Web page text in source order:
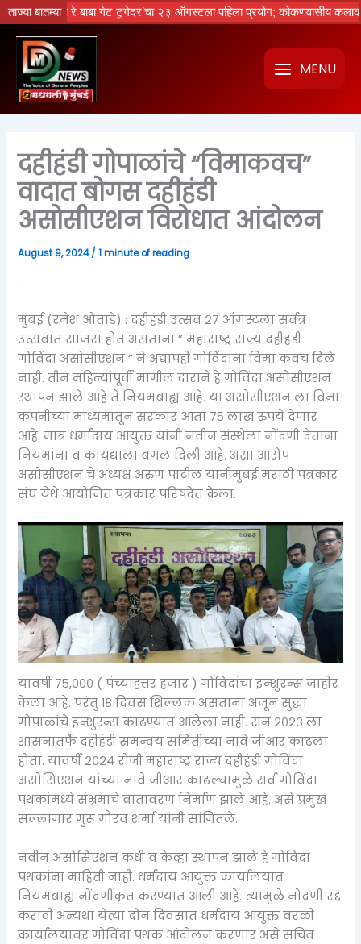
ताज्या बातम्या
नको रे बाबा गेट टुगेदर’चा २३ ऑगस्टला पहिला प्रयोग; कोकणवासीय कलाकारांची
Skip
to
content
MENU
दहीहंडी गोपाळांचे “विमाकवच”
वादात बोगस दहीहंडी
असोसीएशन विरोधात आंदोलन
August 9, 2024/1 minute of reading
.
मुंबई (रमेश औताडे) : दहीहंडी उत्सव २७ ऑगस्टला सर्वत्र
उत्सवात साजरा होत असताना ” महाराष्ट्र राज्य दहीहंडी
गोविंदा असोसीएशन ” ने अद्यापही गोविंदांना विमा कवच दिले
नाही. तीन महिन्यांपूर्वी मागील दाराने हे गोविंदा असोसीएशन
स्थापन झाले आहे ते नियमबाह्य आहे. या असोसीएशन ला विमा
कंपनीच्या माध्यमातून सरकार आता ७५ लाख रुपये देणार
आहे. मात्र धर्मादाय आयुक्त यांनी नवीन संस्थेला नोंदणी देताना
नियमांना व कायद्याला बगल दिली आहे. असा आरोप
असोसीएशन चे अध्यक्ष अरुण पाटील यांनीमुंबई मराठी पत्रकार
संघ येथे आयोजित पत्रकार परिषदेत केला.
यावर्षी ७५,००० ( पंच्याहत्तर हजार ) गोविंदांचा इन्शुरन्स जाहीर
केला आहे. परंतु १८ दिवस शिल्लक असताना अजून सुद्धा
गोपाळांचे इन्शुरन्स काढण्यात आलेला नाही. सन २०२३ ला
शासनातर्फे दहीहंडी समन्वय समितीच्या नावे जीआर काढला
होता. यावर्षी २०२४ रोजी महाराष्ट्र राज्य दहीहंडी गोविंदा
असोसिएशन यांच्या नावे जीआर काढल्यामुळे सर्व गोविंदा
पथकांमध्ये संभ्रमाचे वातावरण निर्माण झाले आहे. असे प्रमुख
सल्लागार गुरू गौरव शर्मा यांनी सांगितले.
नवीन असोसिएशन कधी व केव्हा स्थापन झाले हे गोविंदा
पथकांना माहिती नाही. धर्मदाय आयुक्त कार्यालयात
नियमबाह्य नोंदणीकृत करण्यात आली आहे. त्यामुळे नोंदणी रद्द
करावी अन्यथा येत्या दोन दिवसात धर्मदाय आयुक्त वरळी
कार्यालयावर गोविंदा पथक आंदोलन करणार असे सचिव